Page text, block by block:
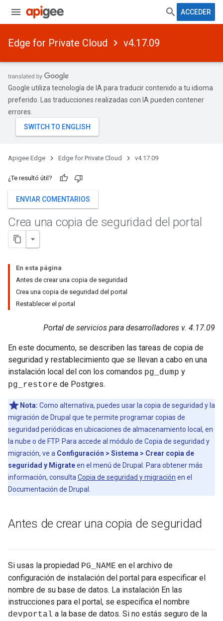
ACCEDER
Edge for Private Cloud v4.17.09
Google utiliza tecnología de IA para traducir contenido a tu idioma
preferido. Las traducciones realizadas con IA pueden contener
errores.
Apigee Edge Edge for Private Cloud v4.17.09
¿Te resultó útil?
ENVIAR COMENTARIOS
Crea una copia de seguridad del portal
En esta página
Antes de crear una copia de seguridad
Crea una copia de seguridad del portal
Restablecer el portal
Portal de servicios para desarrolladores v. 4.17.09
En este documento, se describen las tareas de copia de
seguridad y restablecimiento que se llevan a cabo en una
instalación local del con los comandos pg_dump y
pg_restore de Postgres.
Nota: Como alternativa, puedes usar la copia de seguridad y la
migración de Drupal que te permite programar copias de
seguridad periódicas en ubicaciones de almacenamiento local, en
la nube o de FTP. Para accede al módulo de Copia de seguridad y
migración, ve a Configuración > Sistema > Crear copia de
seguridad y Migrateen el menú de Drupal. Para obtener más
información, consulta Copia de seguridad y migración en el
Documentación de Drupal.
Antes de crear una copia de seguridad
Si usas la propiedad PG_NAME en el archivo de
configuración de instalación del portal para especificar el
nombre de su base de datos. La instalación En las
instrucciones para el portal, se especifica el nombre
devportal a la base de datos. Si no estás seguro de la